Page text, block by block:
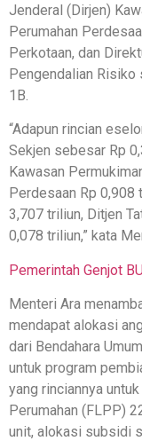
Jenderal (Dirjen)
Perumahan
Perkotaan, dan
Pengendalian
1B.
“Adapun rincian
Sekjen sebesar Rp
Kawasan
Perdesaan Rp 0,908
3,707 triliun, Ditjen
0,078 triliun,” kata
Pemerintah Genjot
Menteri Ara
mendapat alokasi
dari Bendahara
untuk program
yang rinciannya
Perumahan (FLPP)
unit, alokasi subsidi